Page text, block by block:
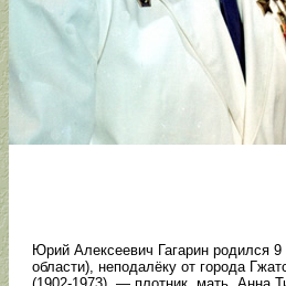
Юрий Алексеевич Гагарин родился
области), неподалёку от города